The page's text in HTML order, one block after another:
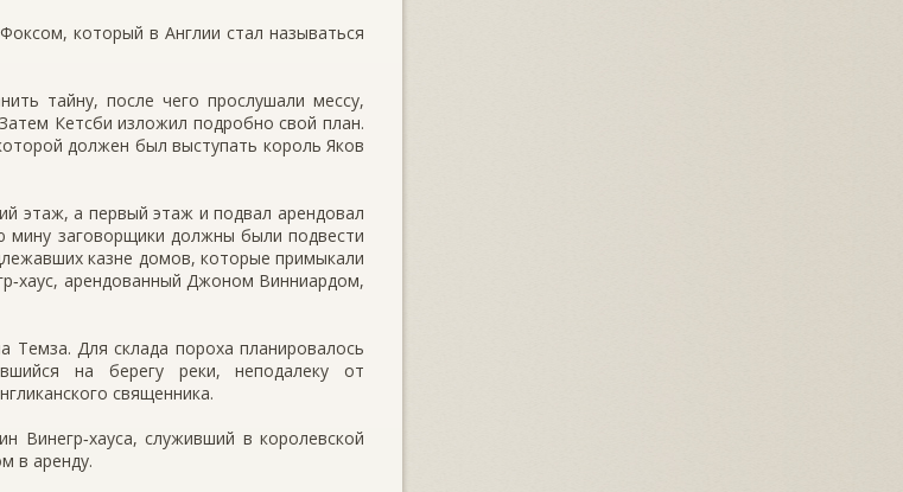
который в Англии стал называться
тайну, после чего прослушали мессу,
Кетсби изложил подробно свой план.
должен был выступать король Яков
этаж, а первый этаж и подвал арендовал
мину заговорщики должны были подвести
казне домов, которые примыкали
арендованный Джоном Винниардом,
Темза. Для склада пороха планировалось
на берегу реки, неподалеку от
священника.
Винегр‑хауса, служивший в королевской
в аренду.